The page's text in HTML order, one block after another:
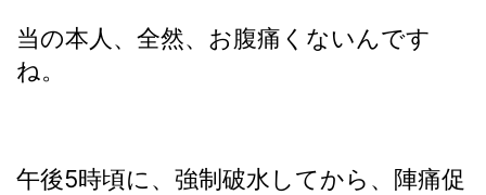
当の本人、全然、お腹痛くないんです
ね。
午後5時頃に、強制破水してから、陣痛促